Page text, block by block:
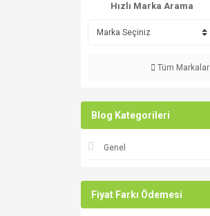
Hızlı Marka Arama
Tüm Markalar
Blog Kategorileri
Genel
Fiyat Farkı Ödemesi